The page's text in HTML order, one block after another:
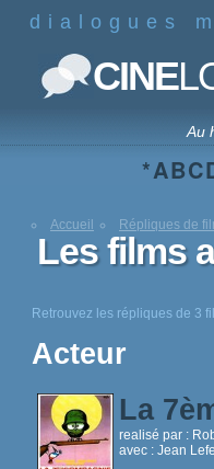
dialogues
CINE
Au
*ABC
Accueil Répliques de
Les films
Retrouvez les répliques de 3
Acteur
La
realisé par :
avec : Jean